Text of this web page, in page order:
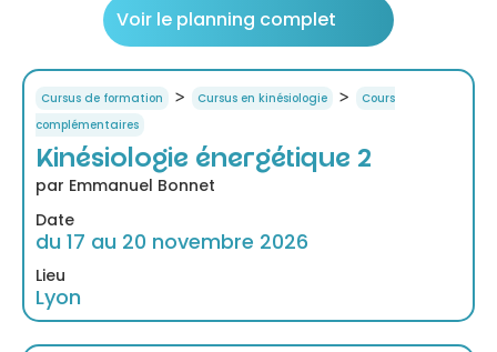
Voir le planning complet
Cursus de formation > Cursus en kinésiologie >
Cours
complémentaires
Kinésiologie énergétique 2
par Emmanuel Bonnet
Date
du 17 au 20 novembre 2026
Lieu
Lyon